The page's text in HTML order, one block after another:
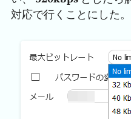
対応で行くことにした。